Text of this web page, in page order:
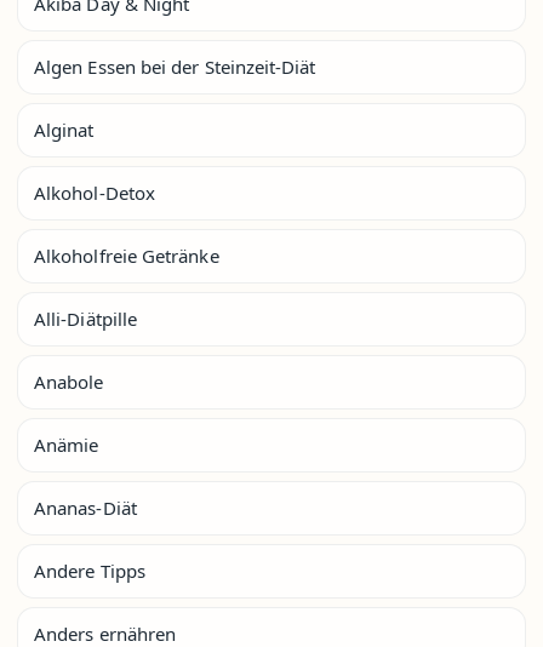
Algen Essen bei der Steinzeit-Diät
Alginat
Alkohol-Detox
Alkoholfreie Getränke
Alli-Diätpille
Anabole
Anämie
Ananas-Diät
Andere Tipps
Anders ernähren